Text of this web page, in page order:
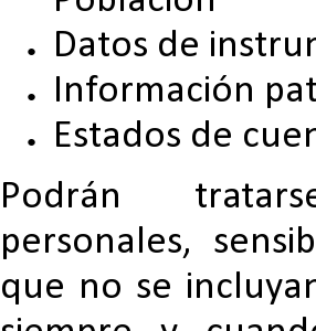
Datos de
Información
Estados de
Podrán
personales,
que no se